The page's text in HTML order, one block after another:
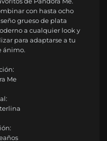
con hasta ocho
grueso de plata
a cualquier look y
para adaptarse a tu
ánimo.
Me